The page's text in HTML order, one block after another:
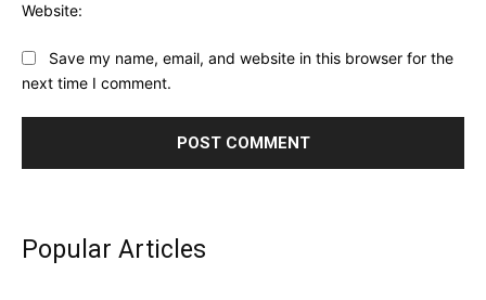
Website:
Save my name, email, and website in this browser for the
next time I comment.
Popular Articles